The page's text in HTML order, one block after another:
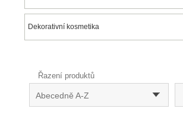
Dekorativní kosmetika
Řazení produktů
Abecedně A-Z